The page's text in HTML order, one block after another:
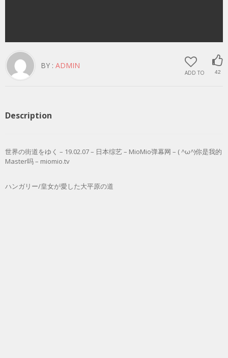
ADD TO 42
BY : ADMIN
Description
世界の街道をゆく – 19.02.07 – 日本综艺 – MioMio弹幕网 – ( ^ω^)你是我的
Master吗 – miomio.tv
ハンガリー/皇女が愛した大平原の道